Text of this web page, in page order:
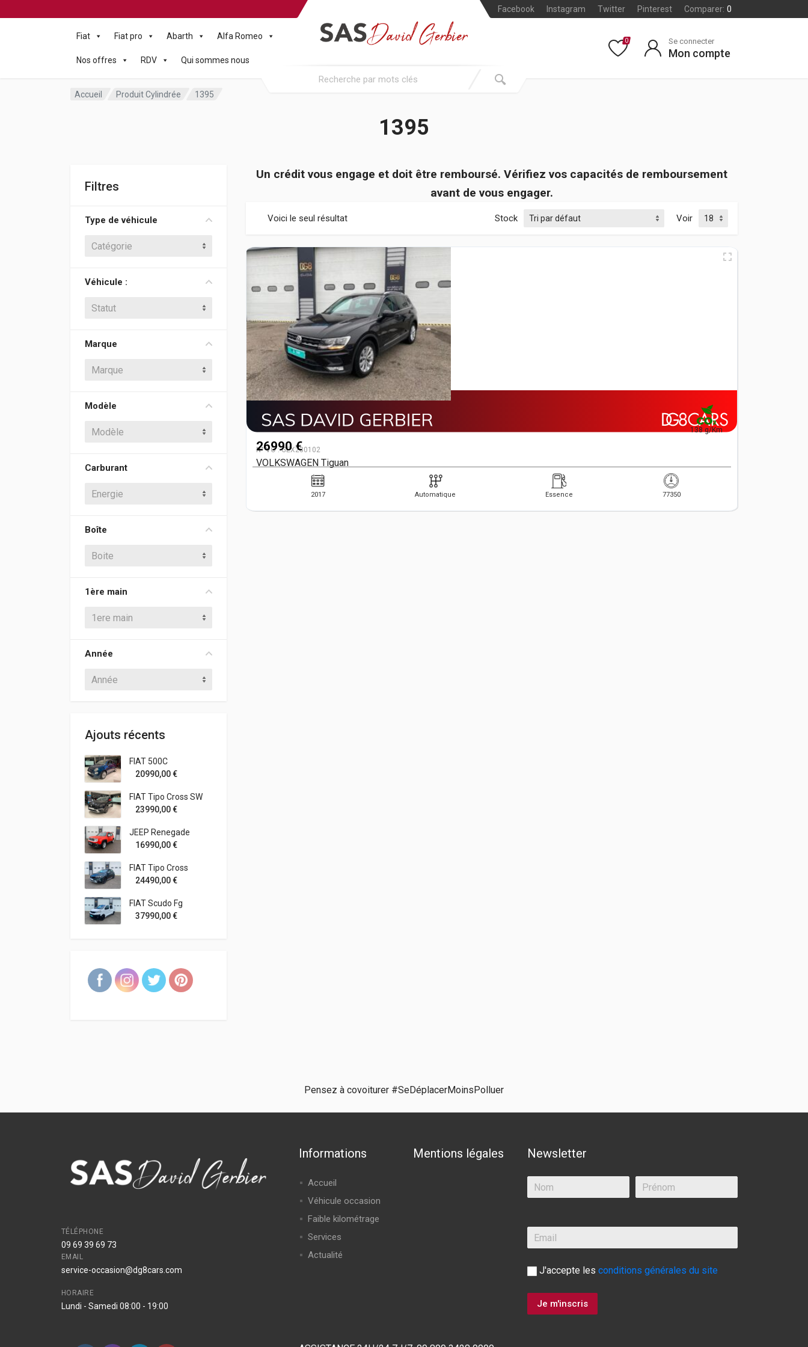
Facebook Instagram Twitter Pinterest Comparer: 0
Fiat Fiat pro Abarth Alfa Romeo
Nos offres RDV Qui sommes nous
0 Se connecter
Mon compte
Accueil Produit Cylindrée 1395
1395
Filtres
Type de véhicule
Catégorie
Véhicule :
Statut
Marque
Marque
Modèle
Modèle
Carburant
Energie
Boîte
Boite
1ère main
1ere main
Année
Année
Ajouts récents
FIAT 500C
20990,00€
FIAT Tipo Cross SW
23990,00€
JEEP Renegade
16990,00€
FIAT Tipo Cross
24490,00€
FIAT Scudo Fg
37990,00€
Un crédit vous engage et doit être remboursé. Vérifiez vos capacités de remboursement
avant de vous engager.
Voici le seul résultat Stock Voir
N° VO :GEX230102
VOLKSWAGEN Tiguan
138 g/Km
26990 €
2017 Automatique Essence 77350
Pensez à covoiturer #SeDéplacerMoinsPolluer
TÉLÉPHONE
09 69 39 69 73
EMAIL
service-occasion@dg8cars.com
HORAIRE
Lundi - Samedi 08:00 - 19:00
Informations
Accueil
Véhicule occasion
Faible kilométrage
Services
Actualité
Mentions légales Newsletter
J'accepte les conditions générales du site